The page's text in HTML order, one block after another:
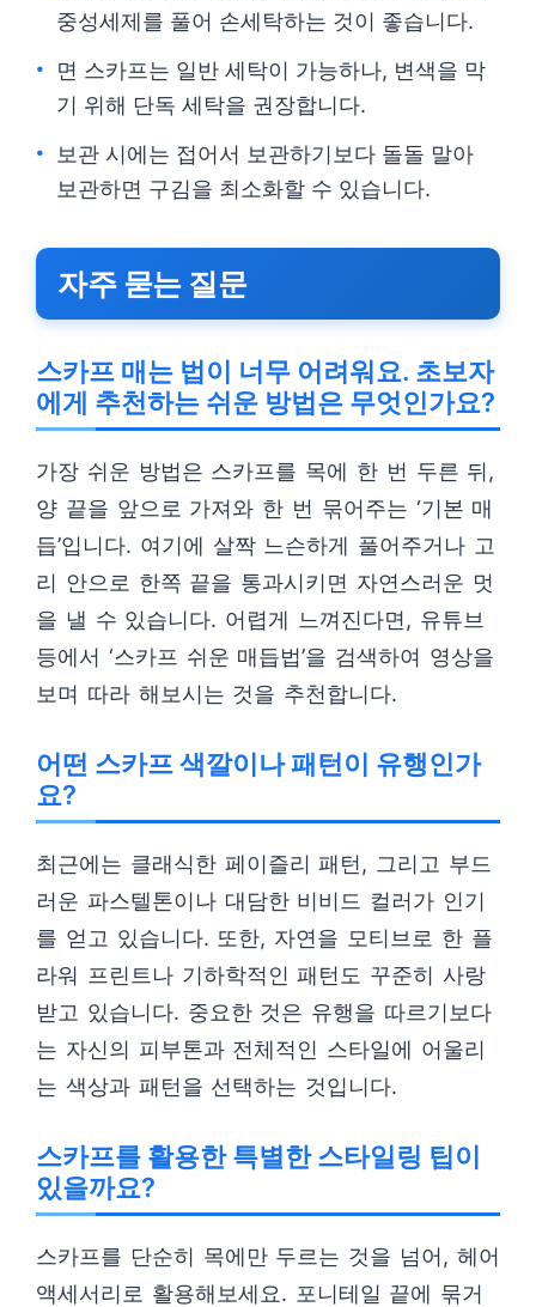
중성세제를 풀어 손세탁하는 것이 좋습니다.
면 스카프는 일반 세탁이 가능하나, 변색을 막
기 위해 단독 세탁을 권장합니다.
보관 시에는 접어서 보관하기보다 돌돌 말아
보관하면 구김을 최소화할 수 있습니다.
자주 묻는 질문
스카프 매는 법이 너무 어려워요. 초보자
에게 추천하는 쉬운 방법은 무엇인가요?
가장 쉬운 방법은 스카프를 목에 한 번 두른 뒤,
양 끝을 앞으로 가져와 한 번 묶어주는 ‘기본 매
듭’입니다. 여기에 살짝 느슨하게 풀어주거나 고
리 안으로 한쪽 끝을 통과시키면 자연스러운 멋
을 낼 수 있습니다. 어렵게 느껴진다면, 유튜브
등에서 ‘스카프 쉬운 매듭법’을 검색하여 영상을
보며 따라 해보시는 것을 추천합니다.
어떤 스카프 색깔이나 패턴이 유행인가
요?
최근에는 클래식한 페이즐리 패턴, 그리고 부드
러운 파스텔톤이나 대담한 비비드 컬러가 인기
를 얻고 있습니다. 또한, 자연을 모티브로 한 플
라워 프린트나 기하학적인 패턴도 꾸준히 사랑
받고 있습니다. 중요한 것은 유행을 따르기보다
는 자신의 피부톤과 전체적인 스타일에 어울리
는 색상과 패턴을 선택하는 것입니다.
스카프를 활용한 특별한 스타일링 팁이
있을까요?
스카프를 단순히 목에만 두르는 것을 넘어, 헤어
액세서리로 활용해보세요. 포니테일 끝에 묶거